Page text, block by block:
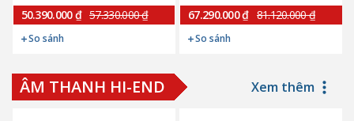
50.390.000 ₫ 57.330.000 ₫
So sánh
67.290.000 ₫ 81.120.000 ₫
So sánh
ÂM THANH HI-END Xem thêm